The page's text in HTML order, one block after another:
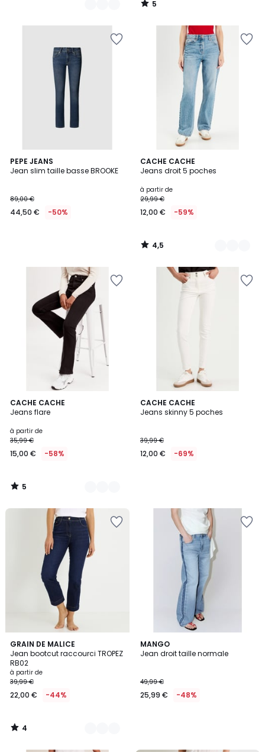
5
/
PEPE JEANS
Jean slim taille basse BROOKE
89,00 €
44,50 € -50%
CACHE CACHE
Jeans droit 5 poches
à partir de
29,99 €
12,00 € -59%
4,5
/ 5
5
Couleurs
4,5
/
CACHE CACHE
Jeans flare
à partir de
35,99 €
15,00 € -58%
5
/
4
Couleurs
5
/
CACHE CACHE
Jeans skinny 5 poches
39,99 €
12,00 € -69%
GRAIN DE MALICE
Jean bootcut raccourci TROPEZ
RB02
à partir de
39,99 €
22,00 € -44%
4
/
5
4
Couleurs
4
/
MANGO
Jean droit taille normale
49,99 €
25,99 € -48%